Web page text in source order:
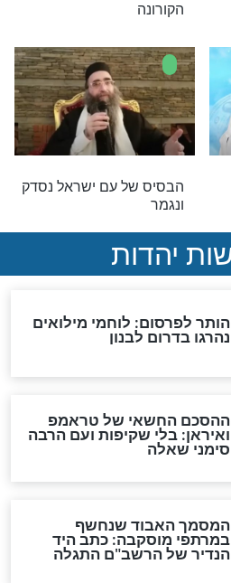
"לא לקיים בשום אופן מניינים
בהם כללי הזהירות במלואם"
סגולה גדולה לרפואה - דברי
חינוך בימי הקורונה - תשובות